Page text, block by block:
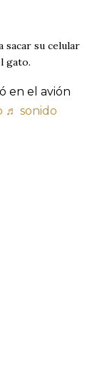
sacar su celular
gato.
en el avión
♬ sonido